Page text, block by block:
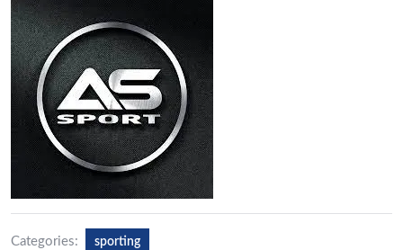
Categories: sporting